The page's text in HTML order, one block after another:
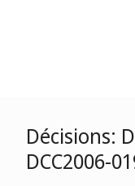
Décisions:
DCC2006-